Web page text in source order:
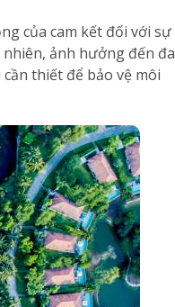
của cam kết đối với sự
ảnh hưởng đến đa
thiết để bảo vệ môi